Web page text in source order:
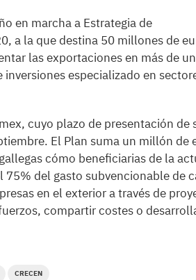
en marcha a Estrategia de
a la que destina 50 millones de
las exportaciones en más de
especializado en
cuyo plazo de presentación de
El Plan suma un millón de
cómo beneficiarias de la
del gasto subvencionable de
en el exterior a través de
compartir costes o
CRECEN